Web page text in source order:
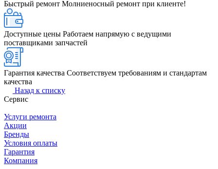
Быстрый ремонт Молниеносный ремонт при клиенте!
Доступные цены Работаем напрямую с ведущими
поставщиками запчастей
Гарантия качества Соответствуем требованиям и стандартам
качества
Назад к списку
Сервис
Услуги ремонта
Акции
Бренды
Условия оплаты
Гарантия
Компания